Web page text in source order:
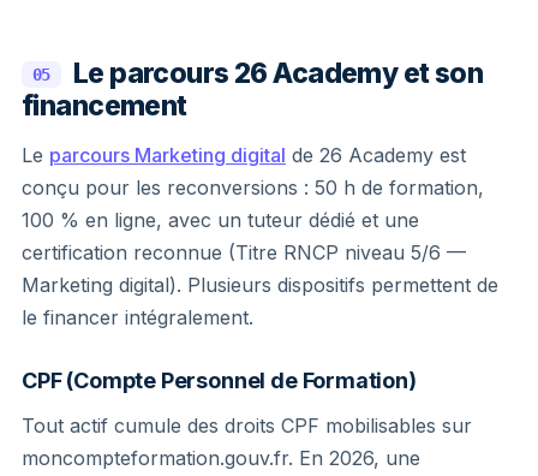
05
Le parcours 26 Academy et son
financement
Le parcours Marketing digital de 26 Academy est
conçu pour les reconversions : 50 h de formation,
100 % en ligne, avec un tuteur dédié et une
certification reconnue (Titre RNCP niveau 5/6 —
Marketing digital). Plusieurs dispositifs permettent de
le financer intégralement.
CPF (Compte Personnel de Formation)
Tout actif cumule des droits CPF mobilisables sur
moncompteformation.gouv.fr. En 2026, une